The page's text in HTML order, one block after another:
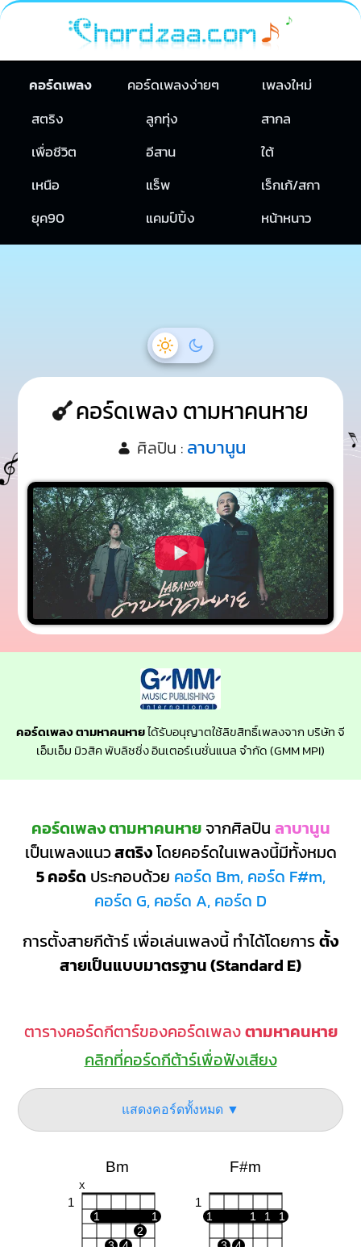
คอร์ดเพลง คอร์ดเพลงง่ายๆ
เพลงใหม่
สตริง
ลูกทุ่ง
สากล
เพื่อชีวิต
อีสาน
ใต้
เหนือ
แร็พ
เร็กเก้/สกา
ยุค90
แคมป์ปิ้ง หน้าหนาว
คอร์ดเพลง ตามหาคนหาย
ศิลปิน : ลาบานูน
คอร์ดเพลง ตามหาคนหายได้รับอนุญาตใช้ลิขสิทธิ์เพลงจาก บริษัท จี
เอ็มเอ็ม มิวสิค พับลิชชิ่ง อินเตอร์เนชั่นแนล จำกัด (GMM MPI)
คอร์ดเพลง ตามหาคนหายจากศิลปิน ลาบานูน
เป็นเพลงแนวสตริงโดยคอร์ดในเพลงนี้มีทั้งหมด
5 คอร์ด ประกอบด้วย คอร์ด Bm, คอร์ด F#m,
คอร์ด G, คอร์ด A, คอร์ด D
การตั้งสายกีต้าร์ เพื่อเล่นเพลงนี้ ทำได้โดยการตั้ง
สายเป็นแบบมาตรฐาน (Standard E)
ตารางคอร์ดกีตาร์ของคอร์ดเพลงตามหาคนหาย
คลิกที่คอร์ดกีต้าร์เพื่อฟังเสียง
แสดงคอร์ดทั้งหมด ▼
Bm
X
1
1
1
2
F#m
1
1 1 1 1